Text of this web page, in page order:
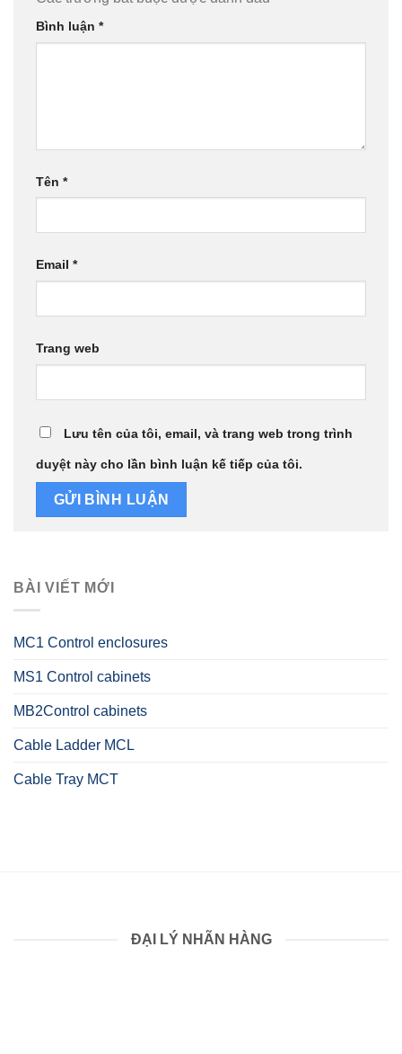
Bình luận *
Tên *
Email *
Trang web
Lưu tên của tôi, email, và trang web trong trình
duyệt này cho lần bình luận kế tiếp của tôi.
BÀI VIẾT MỚI
MC1 Control enclosures
MS1 Control cabinets
MB2Control cabinets
Cable Ladder MCL
Cable Tray MCT
ĐẠI LÝ NHÃN HÀNG